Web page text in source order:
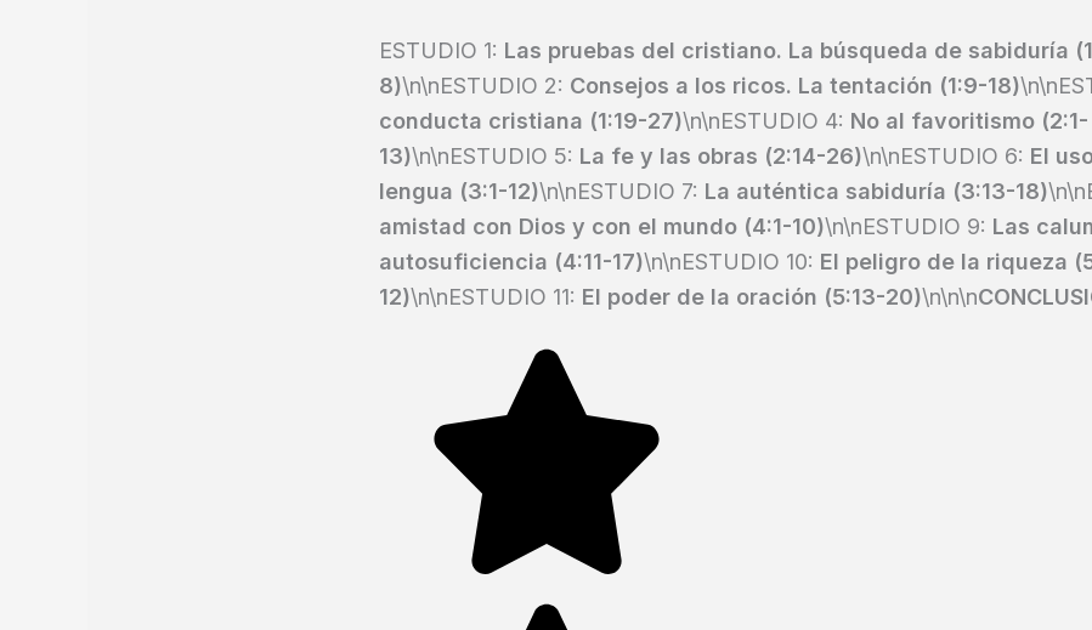
ESTUDIO 1: Las pruebas del cristiano. La búsqueda de sabiduría
8)\n\nESTUDIO 2: Consejos a los ricos. La tentación (1:9-18)
conducta cristiana (1:19-27)\n\nESTUDIO 4: No al favoritismo (2:1-
13)\n\nESTUDIO 5: La fe y las obras (2:14-26)\n\nESTUDIO 6: El
lengua (3:1-12)\n\nESTUDIO 7: La auténtica sabiduría (3:13-18)
amistad con Dios y con el mundo (4:1-10)\n\nESTUDIO 9: Las
autosuficiencia (4:11-17)\n\nESTUDIO 10: El peligro de la riqueza
12)\n\nESTUDIO 11: El poder de la oración (5:13-20)\n\n\n